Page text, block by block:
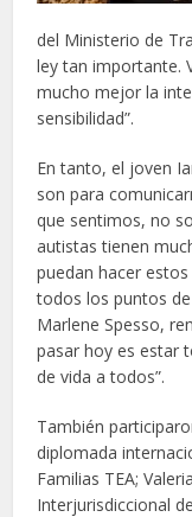
del Ministerio de
ley tan importante.
mucho mejor la
sensibilidad”.
En tanto, el joven
son para
que sentimos, no
autistas tienen
puedan hacer
todos los puntos
Marlene Spesso,
pasar hoy es estar
de vida a todos”.
También
diplomada
Familias TEA;
Interjurisdiccional